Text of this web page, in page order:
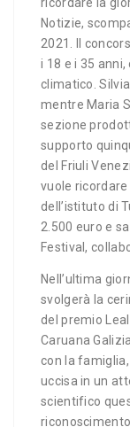
Notizie,
2021. Il
i 18 e i 35
climatico.
mentre Maria
sezione
supporto
del Friuli
vuole
dell’istituto di
2.500 euro e
Festival,
Nell’ultima
svolgerà la
del premio
Caruana
con la
uccisa in un
scientifico